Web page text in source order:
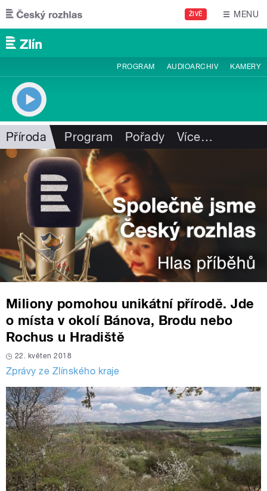
Přejít k hlavnímu obsahu
ŽIVĚ MENU
PROGRAM AUDIOARCHIV KAMERY
Příroda Program Pořady Více…
Miliony pomohou unikátní přírodě. Jde
o místa v okolí Bánova, Brodu nebo
Rochus u Hradiště
22. květen 2018
Zprávy ze Zlínského kraje